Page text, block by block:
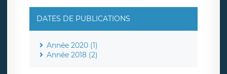
DATES DE PUBLICATIONS
Année 2020 (1)
Année 2018 (2)